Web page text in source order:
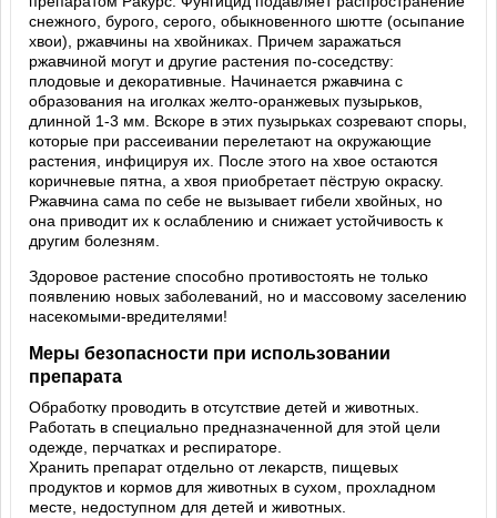
снежного, бурого, серого, обыкновенного шютте (осыпание
хвои), ржавчины на хвойниках. Причем заражаться
ржавчиной могут и другие растения по-соседству:
плодовые и декоративные. Начинается ржавчина с
образования на иголках желто-оранжевых пузырьков,
длинной 1-3 мм. Вскоре в этих пузырьках созревают споры,
которые при рассеивании перелетают на окружающие
растения, инфицируя их. После этого на хвое остаются
коричневые пятна, а хвоя приобретает пёструю окраску.
Ржавчина сама по себе не вызывает гибели хвойных, но
она приводит их к ослаблению и снижает устойчивость к
другим болезням.
Здоровое растение способно противостоять не только
появлению новых заболеваний, но и массовому заселению
насекомыми-вредителями!
Меры безопасности при использовании
препарата
Обработку проводить в отсутствие детей и животных.
Работать в специально предназначенной для этой цели
одежде, перчатках и респираторе.
Хранить препарат отдельно от лекарств, пищевых
продуктов и кормов для животных в сухом, прохладном
месте, недоступном для детей и животных.